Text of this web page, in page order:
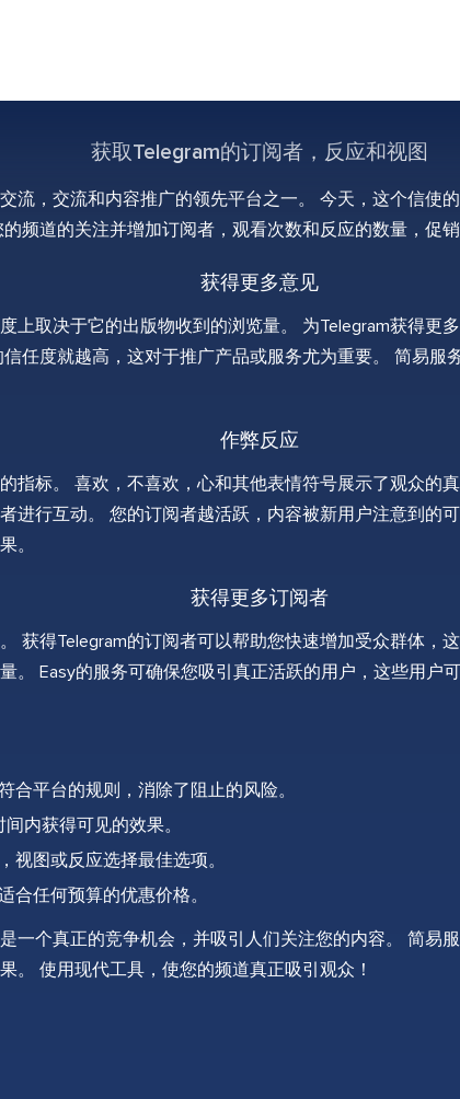
获取Telegram的订阅者，反应和视图
流，交流和内容推广的领先平台之一。 今天，这个信使
频道的关注并增加订阅者，观看次数和反应的数量，促
获得更多意见
上取决于它的出版物收到的浏览量。 为Telegram获得更
任度就越高，这对于推广产品或服务尤为重要。 简易服
作弊反应
指标。 喜欢，不喜欢，心和其他表情符号展示了观众的
进行互动。 您的订阅者越活跃，内容被新用户注意到的
。
获得更多订阅者
获得Telegram的订阅者可以帮助您快速增加受众群体，
。 Easy的服务可确保您吸引真正活跃的用户，这些用户
合平台的规则，消除了阻止的风险。
内获得可见的效果。
视图或反应选择最佳选项。
合任何预算的优惠价格。
一个真正的竞争机会，并吸引人们关注您的内容。 简易
。 使用现代工具，使您的频道真正吸引观众！